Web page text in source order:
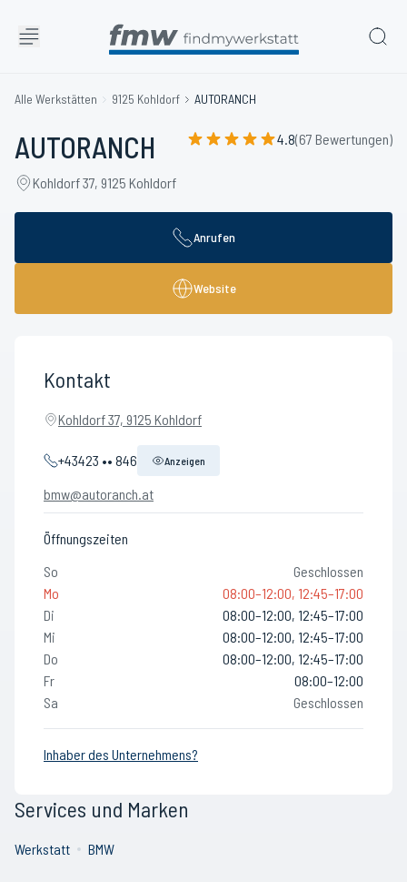
Alle Werkstätten 9125 Kohldorf AUTORANCH
AUTORANCH 4.8(67 Bewertungen)
Kohldorf 37, 9125 Kohldorf
Anrufen
Website
Kontakt
Kohldorf 37, 9125 Kohldorf
+43423 •• 846 Anzeigen
bmw@autoranch.at
Öffnungszeiten
So
Geschlossen
Mo
08:00–12:00, 12:45–17:00
Di
08:00–12:00, 12:45–17:00
Mi
08:00–12:00, 12:45–17:00
Do
08:00–12:00, 12:45–17:00
Fr
08:00–12:00
Sa
Geschlossen
Inhaber des Unternehmens?
Services und Marken
Werkstatt BMW